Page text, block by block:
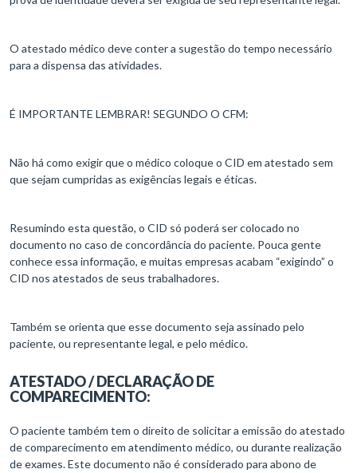
O atestado médico deve conter a sugestão do tempo necessário
para a dispensa das atividades.
É IMPORTANTE LEMBRAR! SEGUNDO O CFM:
Não há como exigir que o médico coloque o CID em atestado sem
que sejam cumpridas as exigências legais e éticas.
Resumindo esta questão, o CID só poderá ser colocado no
documento no caso de concordância do paciente. Pouca gente
conhece essa informação, e muitas empresas acabam “exigindo” o
CID nos atestados de seus trabalhadores.
Também se orienta que esse documento seja assinado pelo
paciente, ou representante legal, e pelo médico.
ATESTADO / DECLARAÇÃO DE
COMPARECIMENTO:
O paciente também tem o direito de solicitar a emissão do atestado
de comparecimento em atendimento médico, ou durante realização
de exames. Este documento não é considerado para abono de